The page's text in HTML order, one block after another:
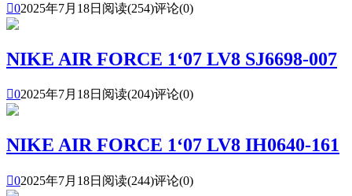
02025年7月18日 阅读(254)评论(0)
NIKE AIR FORCE 1‘07 LV8 SJ6698-007
02025年7月18日 阅读(204)评论(0)
NIKE AIR FORCE 1‘07 LV8 IH0640-161
02025年7月18日 阅读(244)评论(0)